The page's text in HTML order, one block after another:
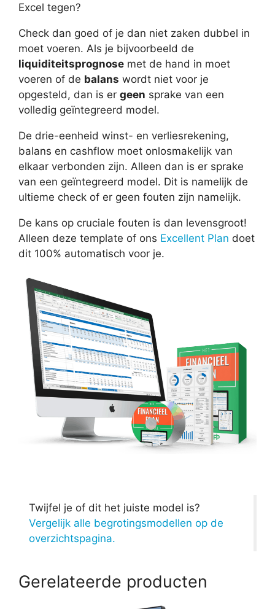
Excel tegen?
Check dan goed of je dan niet zaken dubbel in
moet voeren. Als je bijvoorbeeld de
liquiditeitsprognose met de hand in moet
voeren of de balans wordt niet voor je
opgesteld, dan is er geen sprake van een
volledig geïntegreerd model.
De drie-eenheid winst- en verliesrekening,
balans en cashflow moet onlosmakelijk van
elkaar verbonden zijn. Alleen dan is er sprake
van een geïntegreerd model. Dit is namelijk de
ultieme check of er geen fouten zijn namelijk.
De kans op cruciale fouten is dan levensgroot!
Alleen deze template of ons Excellent Plan doet
dit 100% automatisch voor je.
Twijfel je of dit het juiste model is?
Vergelijk alle begrotingsmodellen op de
overzichtspagina.
Gerelateerde producten